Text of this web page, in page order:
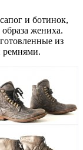
и ботинок,
жениха.
из
ремнями.